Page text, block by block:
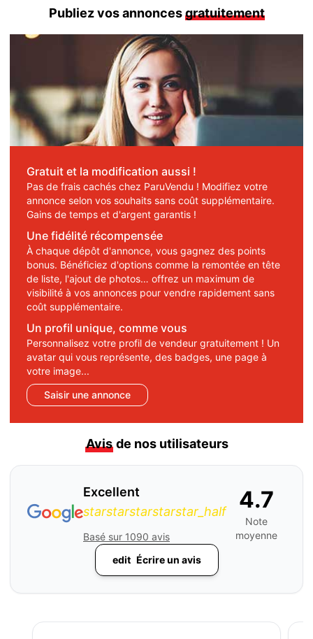
Publiez vos annoncesgratuitement
Gratuit et la modification aussi !
Pas de frais cachés chez ParuVendu ! Modifiez votre
annonce selon vos souhaits sans coût supplémentaire.
Gains de temps et d'argent garantis !
Une fidélité récompensée
À chaque dépôt d'annonce, vous gagnez des points
bonus. Bénéficiez d'options comme la remontée en tête
de liste, l'ajout de photos… offrez un maximum de
visibilité à vos annonces pour vendre rapidement sans
coût supplémentaire.
Un profil unique, comme vous
Personnalisez votre profil de vendeur gratuitement ! Un
avatar qui vous représente, des badges, une page à
votre image...
Saisir une annonce
Avisde nos utilisateurs
Excellent
starstarstarstarstar_half
Basé sur 1090 avis
4.7
Note
moyenne
edit Écrire un avis